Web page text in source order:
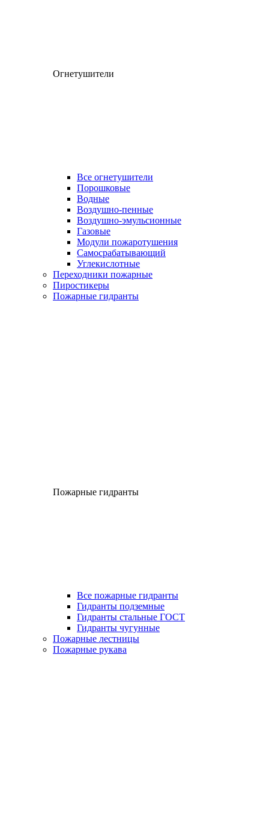
Огнетушители
Все огнетушители
Порошковые
Водные
Воздушно-пенные
Воздушно-эмульсионные
Газовые
Модули пожаротушения
Самосрабатывающий
Углекислотные
Переходники пожарные
Пиростикеры
Пожарные гидранты
Пожарные гидранты
Все пожарные гидранты
Гидранты подземные
Гидранты стальные ГОСТ
Гидранты чугунные
Пожарные лестницы
Пожарные рукава